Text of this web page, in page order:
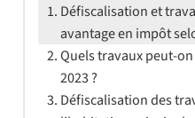
Défiscalisation et
avantage en impôt
Quels travaux peut-
2023 ?
Défiscalisation des